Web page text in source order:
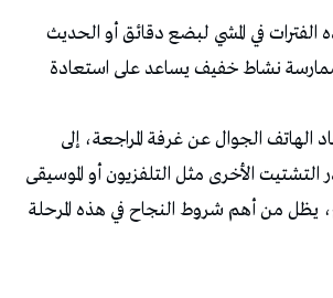
في المشي لبضع دقائق أو الحديث
ممارسة نشاط خفيف يساعد على استعادة
الهاتف الجوال عن غرفة المراجعة، إلى
الأخرى مثل التلفزيون أو الموسيقى
يظل من أهم شروط النجاح في هذه المرحلة